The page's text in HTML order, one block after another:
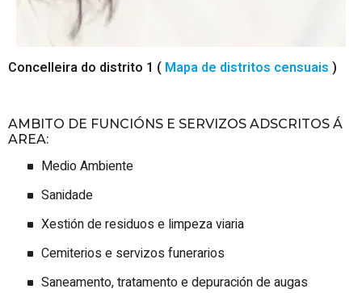
Concelleira do distrito 1 ( Mapa de distritos censuais )
AMBITO DE FUNCIÓNS E SERVIZOS ADSCRITOS Á
AREA:
MedioAmbiente
Sanidade
Xestión de residuos e limpezaviaria
Cemiterios e servizos funerarios
Saneamento, tratamento e depuración de augas